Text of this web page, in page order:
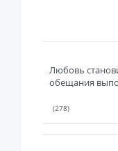
Любовь
обещания
(278)